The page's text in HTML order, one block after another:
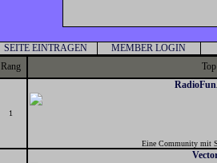
SEITE EINTRAGEN
MEMBER LOGIN
Rang
1
Eine Community mit